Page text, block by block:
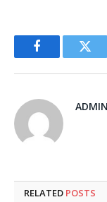
Facebook
ADMIN
RELATED POSTS